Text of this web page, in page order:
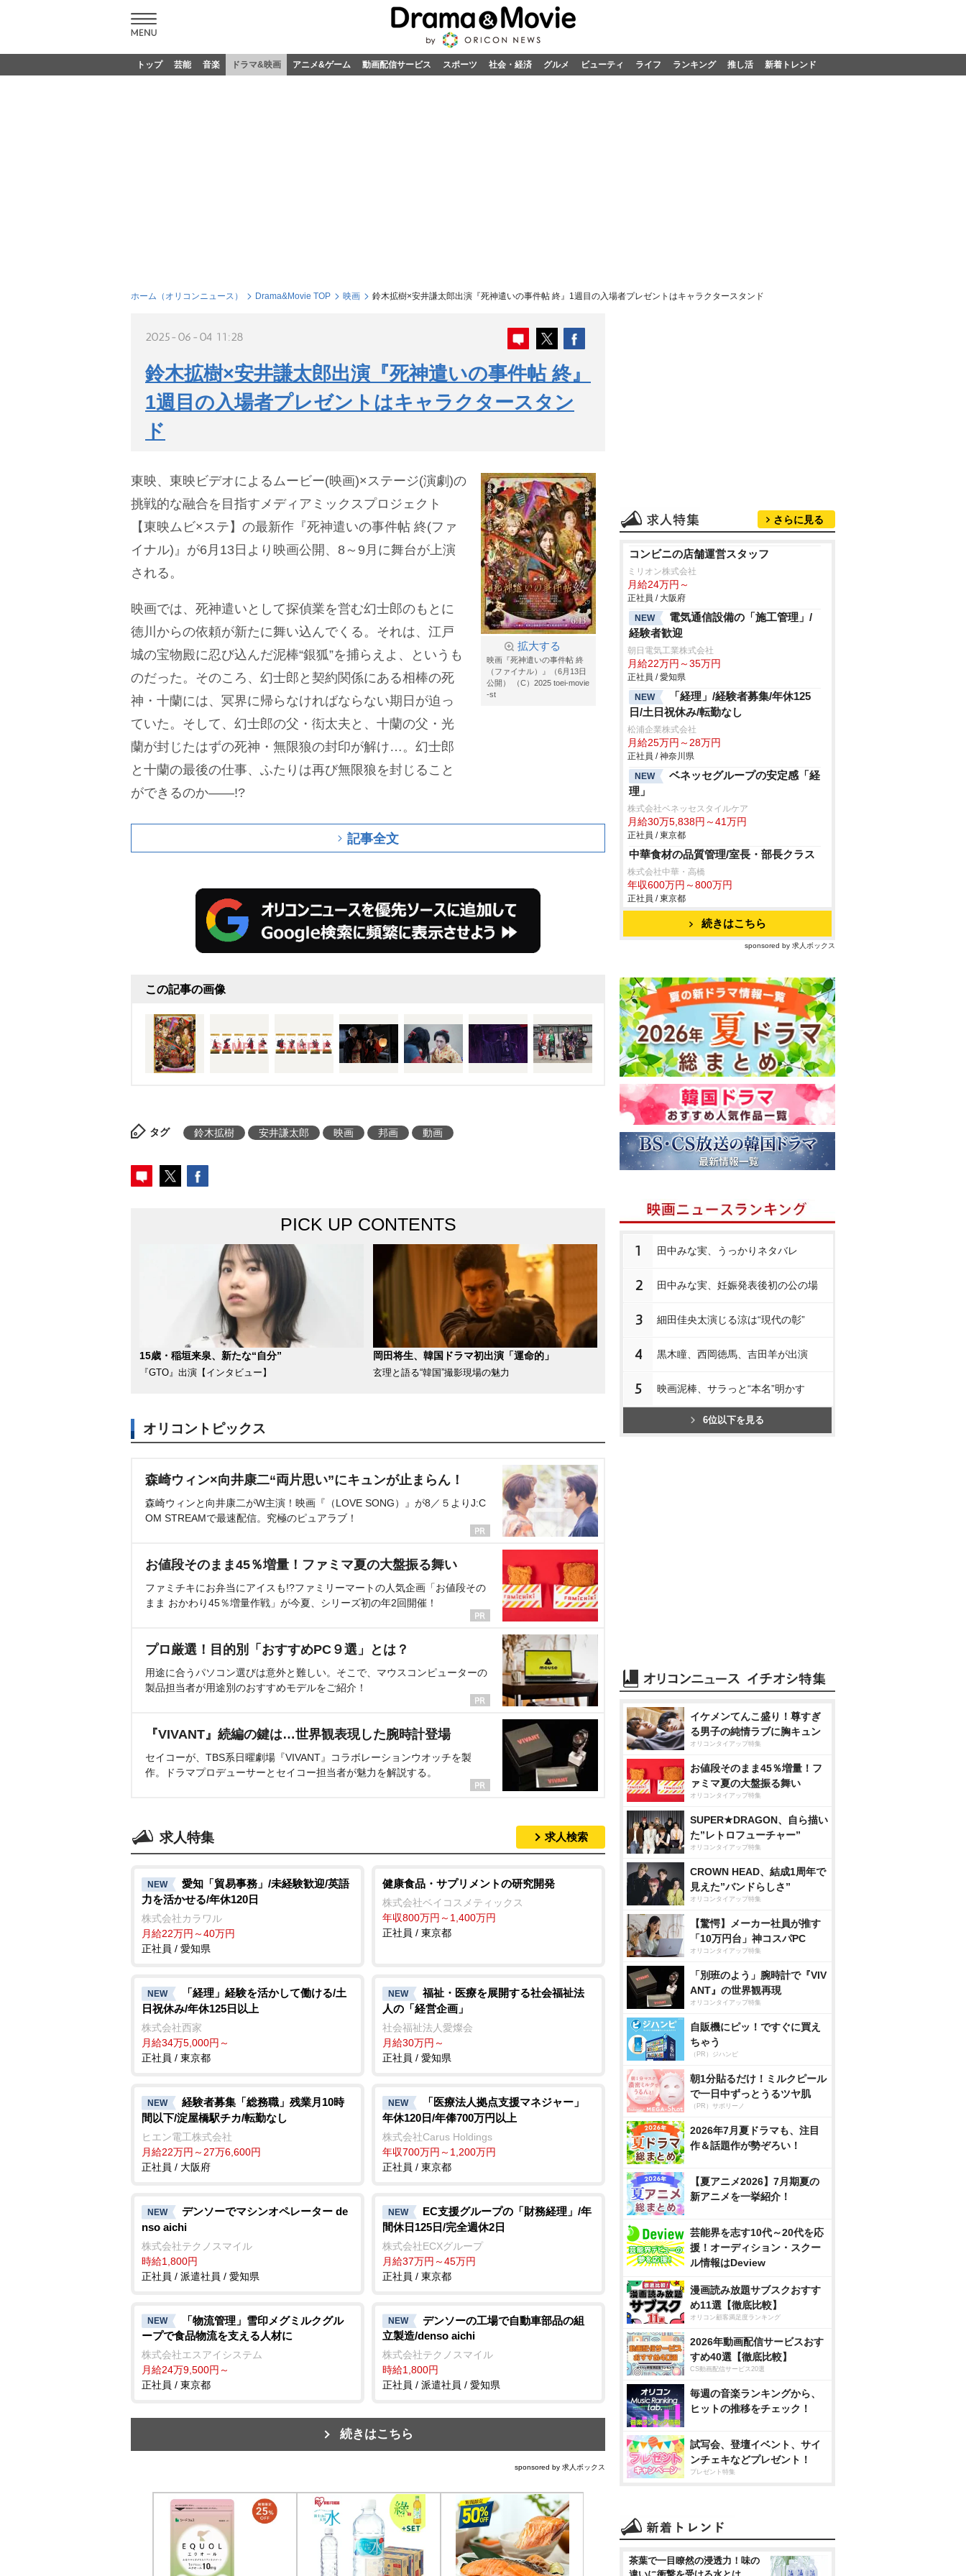
トップ 芸能 音楽 ドラマ&映画 アニメ&ゲーム 動画配信サービス スポーツ 社会・経済 グルメ ビューティ ライフ ランキング 推し活 新着トレンド
ホーム（オリコンニュース） Drama&Movie TOP 映画 鈴木拡樹×安井謙太郎出演『死神遣いの事件帖 終』1週目の入場者プレゼントはキャラクタースタンド
2025-06-04 11:28
鈴木拡樹×安井謙太郎出演『死神遣いの事件帖 終』
1週目の入場者プレゼントはキャラクタースタン
ド
拡大する
映画『死神遣いの事件帖 終
（ファイナル）』（6月13日
公開） （C）2025 toei-movie
-st
東映、東映ビデオによるムービー(映画)×ステージ(演劇)の
挑戦的な融合を目指すメディアミックスプロジェクト
【東映ムビ×ステ】の最新作『死神遣いの事件帖 終(ファ
イナル)』が6月13日より映画公開、8～9月に舞台が上演
される。
映画では、死神遣いとして探偵業を営む幻士郎のもとに
徳川からの依頼が新たに舞い込んでくる。それは、江戸
城の宝物殿に忍び込んだ泥棒“銀狐”を捕らえよ、というも
のだった。そのころ、幻士郎と契約関係にある相棒の死
神・十蘭には、冥界に帰らなければならない期日が迫っ
ていた。そして、幻士郎の父・衒太夫と、十蘭の父・光
蘭が封じたはずの死神・無限狼の封印が解け…。幻士郎
と十蘭の最後の仕事、ふたりは再び無限狼を封じること
ができるのか――!?
記事全文
この記事の画像
タグ 鈴木拡樹 安井謙太郎 映画 邦画 動画
PICK UP CONTENTS
15歳・稲垣来泉、新たな“自分”
『GTO』出演【インタビュー】
岡田将生、韓国ドラマ初出演「運命的」
玄理と語る“韓国”撮影現場の魅力
オリコントピックス
森崎ウィン×向井康二“両片思い”にキュンが止まらん！
森崎ウィンと向井康二がW主演！映画『（LOVE SONG）』が8／５よりJ:C
OM STREAMで最速配信。究極のピュアラブ！
お値段そのまま45％増量！ファミマ夏の大盤振る舞い
ファミチキにお弁当にアイスも!?ファミリーマートの人気企画「お値段その
まま おかわり45％増量作戦」が今夏、シリーズ初の年2回開催！
プロ厳選！目的別「おすすめPC９選」とは？
用途に合うパソコン選びは意外と難しい。そこで、マウスコンピューターの
製品担当者が用途別のおすすめモデルをご紹介！
『VIVANT』続編の鍵は…世界観表現した腕時計登場
セイコーが、TBS系日曜劇場『VIVANT』コラボレーションウオッチを製
作。ドラマプロデューサーとセイコー担当者が魅力を解説する。
求人特集 求人検索
NEW
愛知「貿易事務」/未経験歓迎/英語
力を活かせる/年休120日
株式会社カラワル
月給22万円～40万円
正社員 / 愛知県
健康食品・サプリメントの研究開発
株式会社ベイコスメティックス
年収800万円～1,400万円
正社員 / 東京都
NEW
「経理」経験を活かして働ける/土
日祝休み/年休125日以上
株式会社西家
月給34万5,000円～
正社員 / 東京都
NEW
福祉・医療を展開する社会福祉法
人の「経営企画」
社会福祉法人愛燦会
月給30万円～
正社員 / 愛知県
NEW
経験者募集「総務職」残業月10時
間以下/淀屋橋駅チカ/転勤なし
ヒエン電工株式会社
月給22万円～27万6,600円
正社員 / 大阪府
NEW
「医療法人拠点支援マネジャー」
年休120日/年俸700万円以上
株式会社Carus Holdings
年収700万円～1,200万円
正社員 / 東京都
NEW
デンソーでマシンオペレーター de
nso aichi
株式会社テクノスマイル
時給1,800円
正社員 / 派遣社員 / 愛知県
NEW
EC支援グループの「財務経理」/年
間休日125日/完全週休2日
株式会社ECXグループ
月給37万円～45万円
正社員 / 東京都
NEW
「物流管理」雪印メグミルクグル
ープで食品物流を支える人材に
株式会社エスアイシステム
月給24万9,500円～
正社員 / 東京都
NEW
デンソーの工場で自動車部品の組
立製造/denso aichi
株式会社テクノスマイル
時給1,800円
正社員 / 派遣社員 / 愛知県
続きはこちら
sponsored by 求人ボックス
さらに見る
コンビニの店舗運営スタッフ
ミリオン株式会社
月給24万円～
正社員 / 大阪府
NEW
電気通信設備の「施工管理」/
経験者歓迎
朝日電気工業株式会社
月給22万円～35万円
正社員 / 愛知県
NEW
「経理」/経験者募集/年休125
日/土日祝休み/転勤なし
松浦企業株式会社
月給25万円～28万円
正社員 / 神奈川県
NEW
ベネッセグループの安定感「経
理」
株式会社ベネッセスタイルケア
月給30万5,838円～41万円
正社員 / 東京都
中華食材の品質管理/室長・部長クラス
株式会社中華・高橋
年収600万円～800万円
正社員 / 東京都
続きはこちら
sponsored by 求人ボックス
1 田中みな実、うっかりネタバレ
2 田中みな実、妊娠発表後初の公の場
3 細田佳央太演じる涼は“現代の彰”
4 黒木瞳、西岡徳馬、吉田羊が出演
5 映画泥棒、サラっと“本名”明かす
6位以下を見る
イケメンてんこ盛り！尊すぎ
る男子の純情ラブに胸キュン
オリコンタイアップ特集
お値段そのまま45％増量！フ
ァミマ夏の大盤振る舞い
オリコンタイアップ特集
SUPER★DRAGON、自ら描い
た”レトロフューチャー”
オリコンタイアップ特集
CROWN HEAD、結成1周年で
見えた”バンドらしさ”
オリコンタイアップ特集
【驚愕】メーカー社員が推す
「10万円台」神コスパPC
オリコンタイアップ特集
「別班のよう」腕時計で『VIV
ANT』の世界観再現
オリコンタイアップ特集
自販機にピッ！ですぐに買え
ちゃう
（PR）ジハンピ
朝1分貼るだけ！ミルクピール
で一日中ずっとうるツヤ肌
（PR）サボリーノ
2026年7月夏ドラマも、注目
作＆話題作が勢ぞろい！
【夏アニメ2026】7月期夏の
新アニメを一挙紹介！
芸能界を志す10代～20代を応
援！オーディション・スクー
ル情報はDeview
漫画読み放題サブスクおすす
め11選【徹底比較】
オリコン顧客満足度ランキング
2026年動画配信サービスおす
すめ40選【徹底比較】
CS動画配信サービス20選
毎週の音楽ランキングから、
ヒットの推移をチェック！
試写会、登壇イベント、サイ
ンチェキなどプレゼント！
プレゼント特集
茶葉で一目瞭然の浸透力！味の